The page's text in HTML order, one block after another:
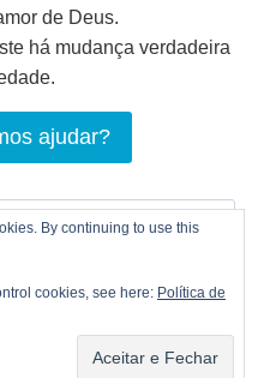
de Deus.
há mudança verdadeira
ajudar?
Cristã |
By continuing to use this
cookies, see here: Política de